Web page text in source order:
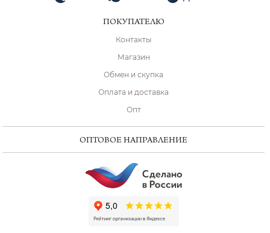
ПОКУПАТЕЛЮ
Контакты
Магазин
Обмен и скупка
Оплата и доставка
Опт
ОПТОВОЕ НАПРАВЛЕНИЕ